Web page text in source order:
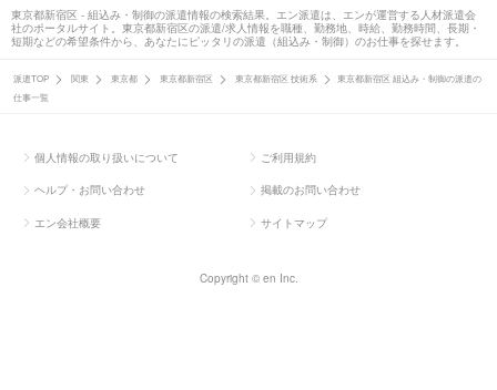
東京都新宿区 - 組込み・制御の派遣情報の検索結果。エン派遣は、エンが運営する人材派遣会
社のポータルサイト。東京都新宿区の派遣/求人情報を職種、勤務地、時給、勤務時間、長期・
短期などの希望条件から、あなたにピッタリの派遣（組込み・制御）のお仕事を探せます。
派遣TOP 関東 東京都 東京都新宿区 東京都新宿区 技術系
東京都新宿区 組込み・制御の派遣の
仕事一覧
個人情報の取り扱いについて ご利用規約
ヘルプ・お問い合わせ 掲載のお問い合わせ
エン会社概要 サイトマップ
Copyright © en Inc.